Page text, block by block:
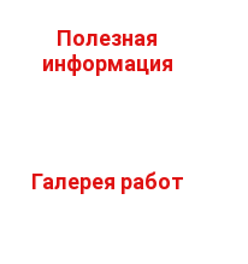
Полезная
информация
Галерея работ